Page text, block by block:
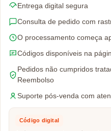
Entrega digital segura
Consulta de pedido com
O processamento começa
Códigos disponíveis na
Pedidos não cumpridos
Reembolso
Suporte pós-venda com
Código digital